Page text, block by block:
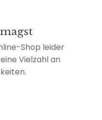
Shop leider
Vielzahl an